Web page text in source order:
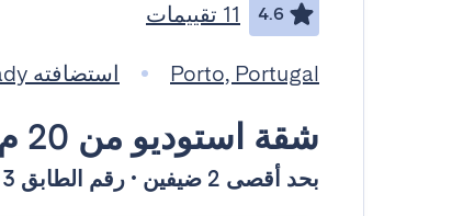
4.6 11 تقييمات
Porto, Portugal استضافته GuestReady
شقة استوديو من 20 م²
بحد أقصى 2 ضيفين • رقم الطابق 3 • لا مصعد